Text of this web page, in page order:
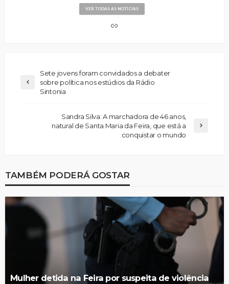
VER TODAS AS NOTÍCIAS
Sete jovens foram convidados a debater
sobre política nos estúdios da Rádio
Sintonia
Sandra Silva: A marchadora de 46 anos,
natural de Santa Maria da Feira, que está a
conquistar o mundo
TAMBÉM PODERÁ GOSTAR
Mulher detida na Feira por suspeita de violência